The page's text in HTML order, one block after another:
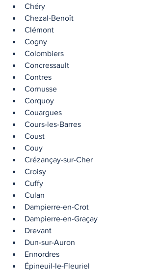
Chéry
Chezal-Benoît
Clémont
Cogny
Colombiers
Concressault
Contres
Cornusse
Corquoy
Couargues
Cours-les-Barres
Coust
Couy
Crézançay-sur-Cher
Croisy
Cuffy
Culan
Dampierre-en-Crot
Dampierre-en-Graçay
Drevant
Dun-sur-Auron
Ennordres
Épineuil-le-Fleuriel